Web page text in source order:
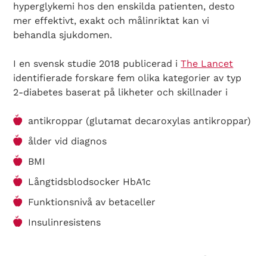
hyperglykemi hos den enskilda patienten, desto
mer effektivt, exakt och målinriktat kan vi
behandla sjukdomen.
I en svensk studie 2018 publicerad iThe Lancet
identifierade forskare fem olika kategorier av typ
2-diabetes baserat på likheter och skillnader i
antikroppar (glutamat decaroxylas antikroppar)
ålder vid diagnos
BMI
Långtidsblodsocker HbA1c
Funktionsnivå av betaceller
Insulinresistens